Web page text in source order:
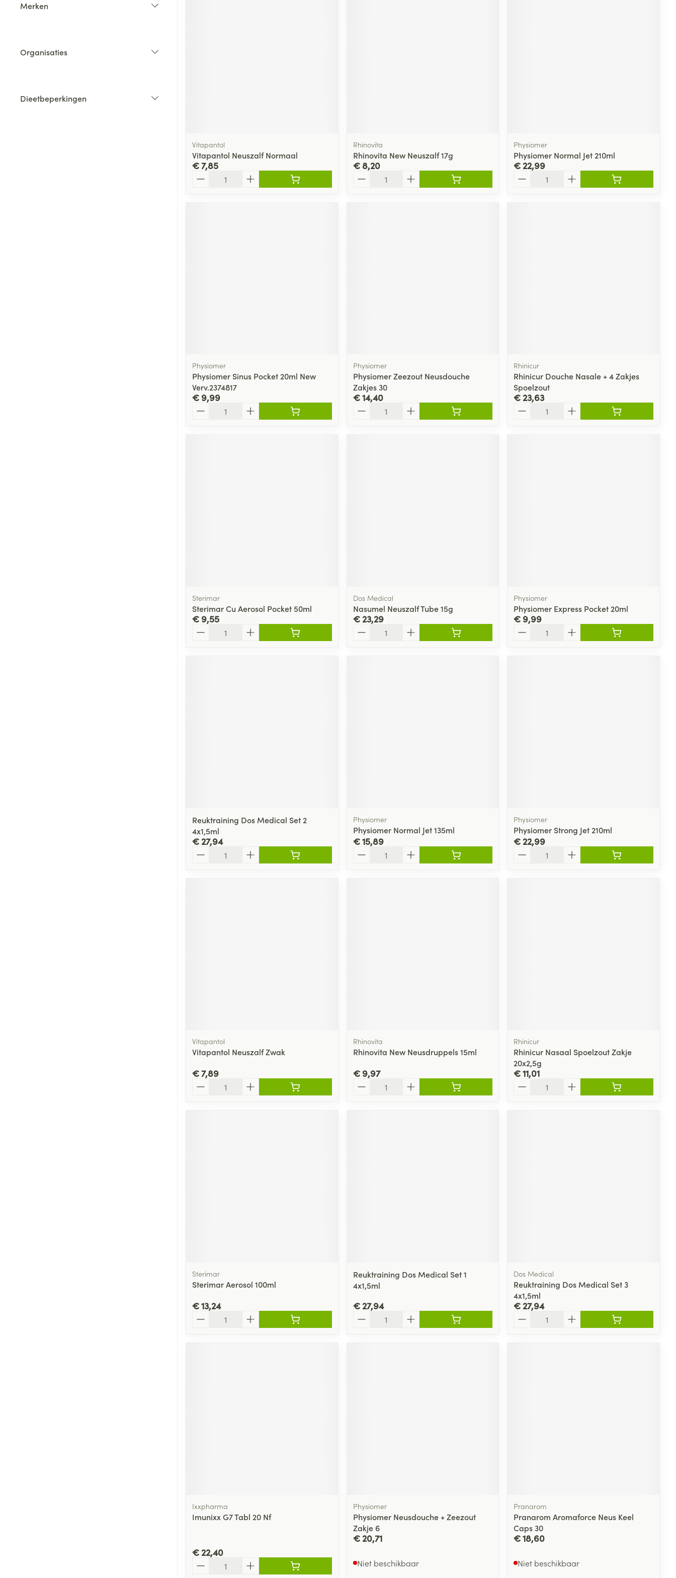
Merken
Organisaties
Dieetbeperkingen
Vitapantol
Vitapantol Neuszalf Normaal
€ 7,85
Rhinovita
Rhinovita New Neuszalf 17g
€ 8,20
Physiomer
Physiomer Normal Jet 210ml
€ 22,99
Physiomer
Physiomer Sinus Pocket 20ml New
Verv.2374817
€ 9,99
Physiomer
Physiomer Zeezout Neusdouche
Zakjes 30
€ 14,40
Rhinicur
Rhinicur Douche Nasale + 4 Zakjes
Spoelzout
€ 23,63
Sterimar
Sterimar Cu Aerosol Pocket 50ml
€ 9,55
Dos Medical
Nasumel Neuszalf Tube 15g
€ 23,29
Physiomer
Physiomer Express Pocket 20ml
€ 9,99
Reuktraining Dos Medical Set 2
4x1,5ml
€ 27,94
Physiomer
Physiomer Normal Jet 135ml
€ 15,89
Physiomer
Physiomer Strong Jet 210ml
€ 22,99
Vitapantol
Vitapantol Neuszalf Zwak
€ 7,89
Rhinovita
Rhinovita New Neusdruppels 15ml
€ 9,97
Rhinicur
Rhinicur Nasaal Spoelzout Zakje
20x2,5g
€ 11,01
Sterimar
Sterimar Aerosol 100ml
€ 13,24
Reuktraining Dos Medical Set 1
4x1,5ml
€ 27,94
Dos Medical
Reuktraining Dos Medical Set 3
4x1,5ml
€ 27,94
Ixxpharma
Imunixx G7 Tabl 20 Nf
€ 22,40
Physiomer
Physiomer Neusdouche + Zeezout
Zakje 6
€ 20,71
Niet beschikbaar
Pranarom
Pranarom Aromaforce Neus Keel
Caps 30
€ 18,60
Niet beschikbaar